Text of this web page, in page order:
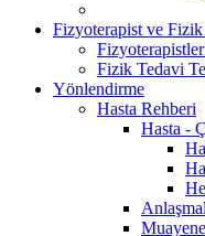
Fizyoterapist ve
Fizik Tedavi
Yönlendirme
Hasta Rehberi
Hasta -